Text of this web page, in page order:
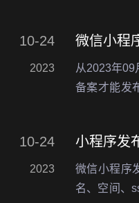
10-24
2023
从2023年09
备案才能发
10-24 小程序发
2023
微信小程序
名、空间、